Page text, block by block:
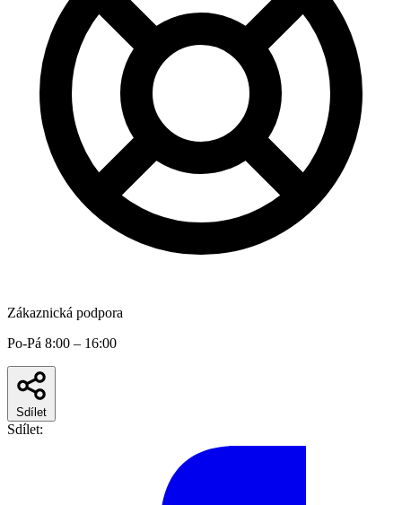
Zákaznická podpora
Po-Pá 8:00 – 16:00
Sdílet
Sdílet: